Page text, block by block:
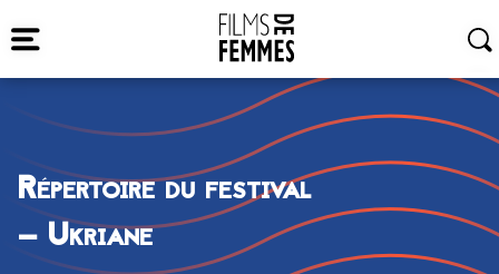
Répertoire du festival
— Ukriane